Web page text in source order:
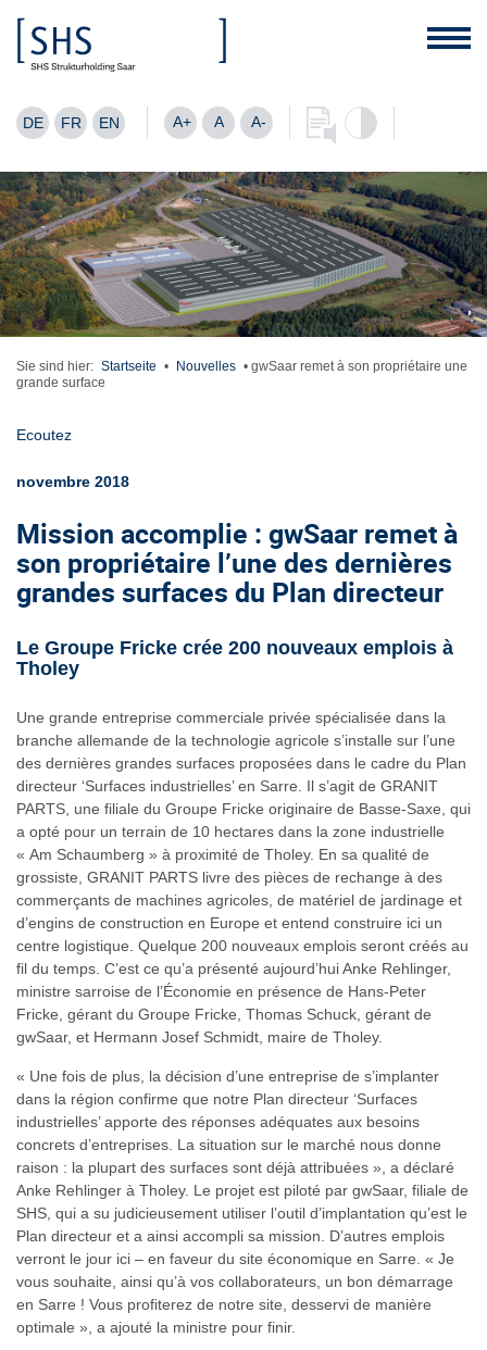
DE FR EN A+ A A-
Sie sind hier: Startseite • Nouvelles • gwSaar remet à son propriétaire une
grande surface
Ecoutez
novembre 2018
Mission accomplie : gwSaar remet à
son propriétaire l’une des dernières
grandes surfaces du Plan directeur
Le Groupe Fricke crée 200 nouveaux emplois à
Tholey
Une grande entreprise commerciale privée spécialisée dans la
branche allemande de la technologie agricole s’installe sur l’une
des dernières grandes surfaces proposées dans le cadre du Plan
directeur ‘Surfaces industrielles’ en Sarre. Il s’agit de GRANIT
PARTS, une filiale du Groupe Fricke originaire de Basse-Saxe, qui
a opté pour un terrain de 10 hectares dans la zone industrielle
« Am Schaumberg » à proximité de Tholey. En sa qualité de
grossiste, GRANIT PARTS livre des pièces de rechange à des
commerçants de machines agricoles, de matériel de jardinage et
d’engins de construction en Europe et entend construire ici un
centre logistique. Quelque 200 nouveaux emplois seront créés au
fil du temps. C’est ce qu’a présenté aujourd’hui Anke Rehlinger,
ministre sarroise de l’Économie en présence de Hans-Peter
Fricke, gérant du Groupe Fricke, Thomas Schuck, gérant de
gwSaar, et Hermann Josef Schmidt, maire de Tholey.
« Une fois de plus, la décision d’une entreprise de s’implanter
dans la région confirme que notre Plan directeur ‘Surfaces
industrielles’ apporte des réponses adéquates aux besoins
concrets d’entreprises. La situation sur le marché nous donne
raison : la plupart des surfaces sont déjà attribuées », a déclaré
Anke Rehlinger à Tholey. Le projet est piloté par gwSaar, filiale de
SHS, qui a su judicieusement utiliser l’outil d’implantation qu’est le
Plan directeur et a ainsi accompli sa mission. D’autres emplois
verront le jour ici – en faveur du site économique en Sarre. « Je
vous souhaite, ainsi qu’à vos collaborateurs, un bon démarrage
en Sarre ! Vous profiterez de notre site, desservi de manière
optimale », a ajouté la ministre pour finir.